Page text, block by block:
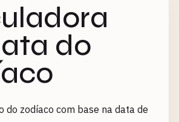
do
do zodíaco com base na data de